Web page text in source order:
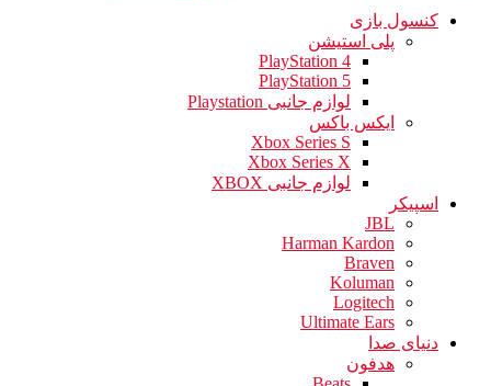
کنسول بازی
پلی استیشن
PlayStation 4
PlayStation 5
لوازم جانبی Playstation
ایکس باکس
Xbox Series S
Xbox Series X
لوازم جانبی XBOX
اسپیکر
JBL
Harman Kardon
Braven
Koluman
Logitech
Ultimate Ears
دنیای صدا
هدفون